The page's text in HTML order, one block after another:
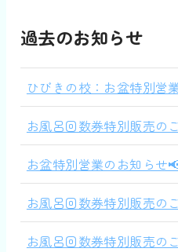
過去のお知らせ
ひびきの校：お盆特別営
お風呂回数券特別販売の
お盆特別営業のお知らせ
お風呂回数券特別販売の
お風呂回数券特別販売の